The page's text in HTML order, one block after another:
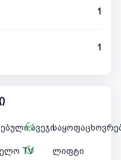
1
1
ავეჯი
TV ლიფტი